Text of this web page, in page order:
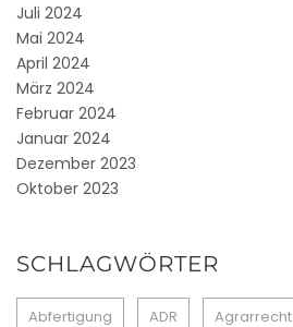
Juli 2024
Mai 2024
April 2024
März 2024
Februar 2024
Januar 2024
Dezember 2023
Oktober 2023
SCHLAGWÖRTER
Abfertigung ADR Agrarrecht